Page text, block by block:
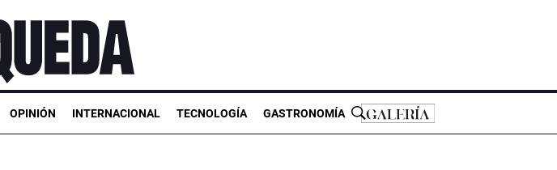
OPINIÓN INTERNACIONAL TECNOLOGÍA GASTRONOMÍA